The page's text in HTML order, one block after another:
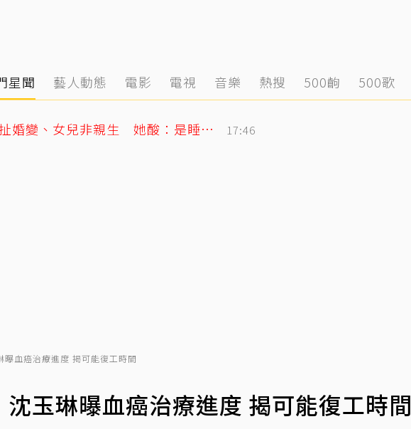
星聞 藝人動態 電影 電視 音樂 熱搜 500齣 500歌
李翊君不忍了！農場文爆扯婚變、女兒非親生 她酸：是睡我床底下？ 17:46
曝血癌治療進度 揭可能復工時間
玉琳曝血癌治療進度 揭可能復工時